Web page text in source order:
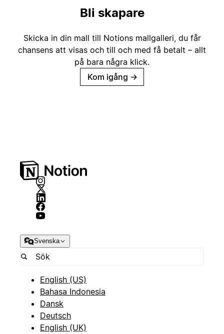
Bli skapare
Skicka in din mall till Notions mallgalleri, du får
chansens att visas och till och med få betalt – allt
på bara några klick.
Kom igång →
Svenska
English (US)
Bahasa Indonesia
Dansk
Deutsch
English (UK)